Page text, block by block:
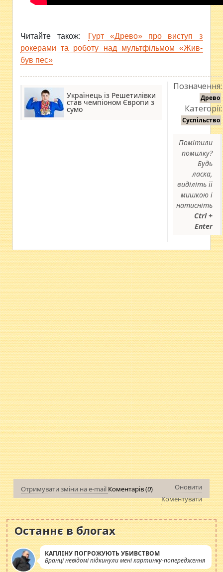
Читайте також:
Гурт «Древо» про виступ з
рокерами та роботу над мультфільмом «Жив-
був пес»
Українець із Решетилівки
став чемпіоном Європи з
сумо
Позначення:
Древо
Категорії:
Суспільство
Помітили
помилку?
Будь
ласка,
виділіть її
мишкою і
натисніть
Ctrl +
Enter
Отримувати зміни на e-mail Коментарів (0)
Оновити
Коментувати
Останнє в блогах
КАПЛІНУ ПОГРОЖУЮТЬ УБИВСТВОМ
Вранці невідомі підкинули мені картинку-попередження